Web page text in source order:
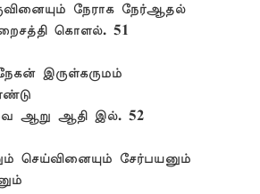
நேராக நேர்ஆதல்
கொளல். 51
இருள்கருமம்
ஆறு ஆதி இல். 52
செய்வினையும் சேர்பயனும்